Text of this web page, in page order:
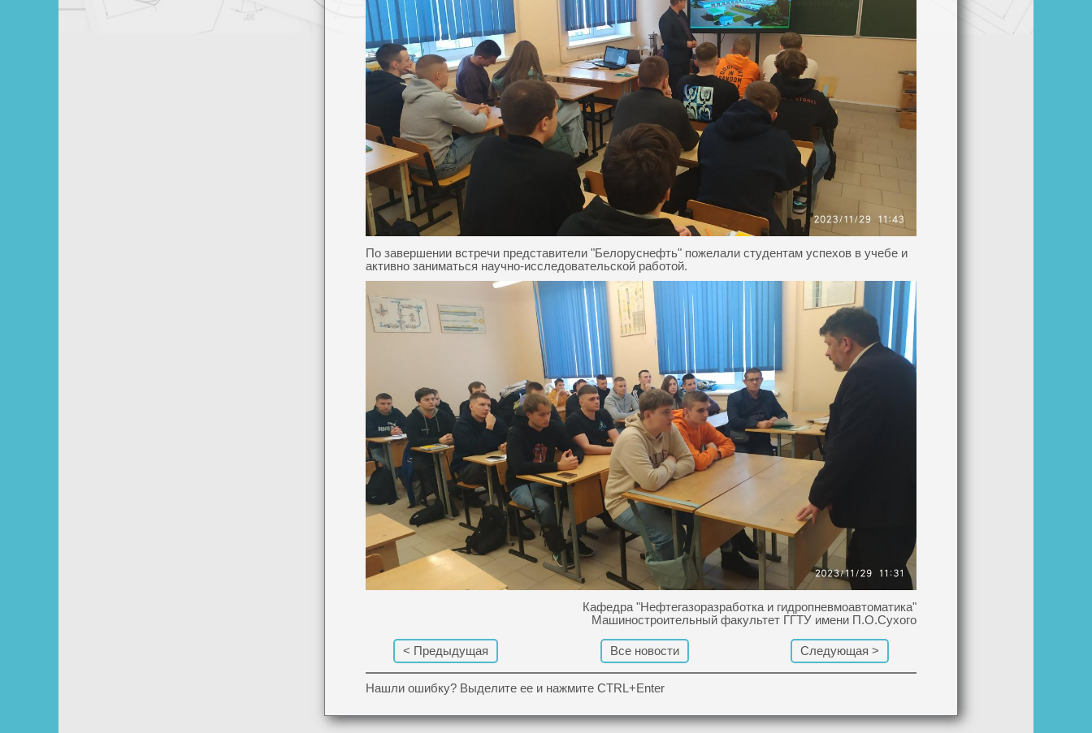
По завершении встречи представители "Белоруснефть" пожелали студентам успехов в учебе и
активно заниматься научно-исследовательской работой.
Кафедра "Нефтегазоразработка и гидропневмоавтоматика"
Машиностроительный факультет ГГТУ имени П.О.Сухого
< Предыдущая Все новости Следующая >
Нашли ошибку? Выделите ее и нажмите CTRL+Enter